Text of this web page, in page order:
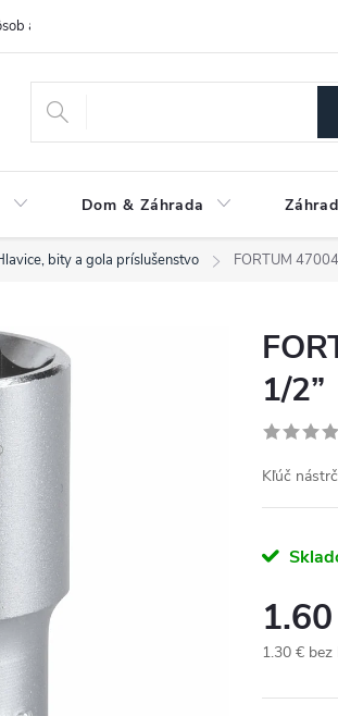
a cena dopravy
Dom & Záhrada
bity a gola príslušenstvo FORTUM
1/2”
Kľúč
1.30 € bez
cena: